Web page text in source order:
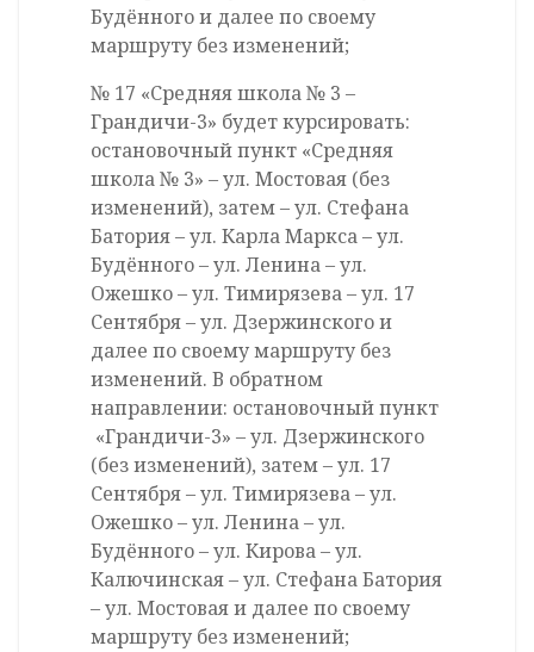
Будённого и далее по своему
маршруту без изменений;
№ 17 «Средняя школа № 3 –
Грандичи-3» будет курсировать:
остановочный пункт «Средняя
школа № 3» – ул. Мостовая (без
изменений), затем – ул. Стефана
Батория – ул. Карла Маркса – ул.
Будённого – ул. Ленина – ул.
Ожешко – ул. Тимирязева – ул. 17
Сентября – ул. Дзержинского и
далее по своему маршруту без
изменений. В обратном
направлении: остановочный пункт
«Грандичи-3» – ул. Дзержинского
(без изменений), затем – ул. 17
Сентября – ул. Тимирязева – ул.
Ожешко – ул. Ленина – ул.
Будённого – ул. Кирова – ул.
Калючинская – ул. Стефана Батория
– ул. Мостовая и далее по своему
маршруту без изменений;